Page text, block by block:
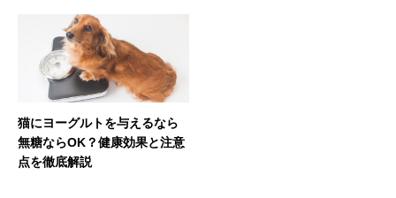
猫にヨーグルトを与えるなら
無糖ならOK？健康効果と注意
点を徹底解説